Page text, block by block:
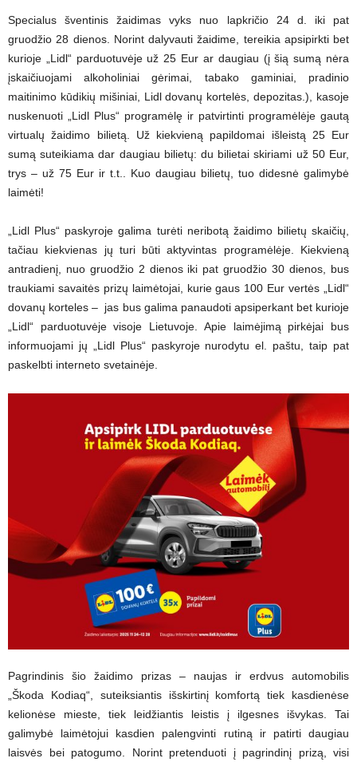
Specialus šventinis žaidimas vyks nuo lapkričio 24 d. iki pat
gruodžio 28 dienos. Norint dalyvauti žaidime, tereikia apsipirkti bet
kurioje „Lidl“ parduotuvėje už 25 Eur ar daugiau (į šią sumą nėra
įskaičiuojami alkoholiniai gėrimai, tabako gaminiai, pradinio
maitinimo kūdikių mišiniai, Lidl dovanų kortelės, depozitas.), kasoje
nuskenuoti „Lidl Plus“ programėlę ir patvirtinti programėlėje gautą
virtualų žaidimo bilietą. Už kiekvieną papildomai išleistą 25 Eur
sumą suteikiama dar daugiau bilietų: du bilietai skiriami už 50 Eur,
trys – už 75 Eur ir t.t.. Kuo daugiau bilietų, tuo didesnė galimybė
laimėti!
„Lidl Plus“ paskyroje galima turėti neribotą žaidimo bilietų skaičių,
tačiau kiekvienas jų turi būti aktyvintas programėlėje. Kiekvieną
antradienį, nuo gruodžio 2 dienos iki pat gruodžio 30 dienos, bus
traukiami savaitės prizų laimėtojai, kurie gaus 100 Eur vertės „Lidl“
dovanų korteles – jas bus galima panaudoti apsiperkant bet kurioje
„Lidl“ parduotuvėje visoje Lietuvoje. Apie laimėjimą pirkėjai bus
informuojami jų „Lidl Plus“ paskyroje nurodytu el. paštu, taip pat
paskelbti interneto svetainėje.
Pagrindinis šio žaidimo prizas – naujas ir erdvus automobilis
„Škoda Kodiaq“, suteiksiantis išskirtinį komfortą tiek kasdienėse
kelionėse mieste, tiek leidžiantis leistis į ilgesnes išvykas. Tai
galimybė laimėtojui kasdien palengvinti rutiną ir patirti daugiau
laisvės bei patogumo. Norint pretenduoti į pagrindinį prizą, visi